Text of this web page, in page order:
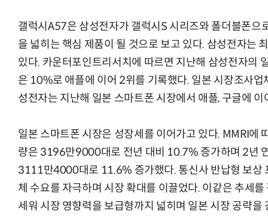
갤럭시A57은 삼성전자가 갤럭시S 시리즈와 폴더블폰으
을 넓히는 핵심 제품이 될 것으로 보고 있다. 삼성전자는
있다. 카운터포인트리서치에 따르면 지난해 삼성전자의
은 10%로 애플에 이어 2위를 기록했다. 일본 시장조사
성전자는 지난해 일본 스마트폰 시장에서 애플, 구글에
일본 스마트폰 시장은 성장세를 이어가고 있다. MMRI에
량은 3196만9000대로 전년 대비 10.7% 증가하며 2년
3111만4000대로 11.6% 증가했다. 통신사 반납형 보상
체 수요를 자극하며 시장 확대를 이끌었다. 이같은 추세
세워 시장 영향력을 보급형까지 넓히며 일본 시장 공략을